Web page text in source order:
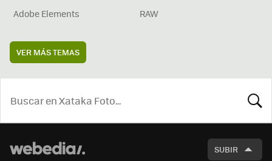
Adobe Elements
RAW
VER MÁS TEMAS
SUBIR